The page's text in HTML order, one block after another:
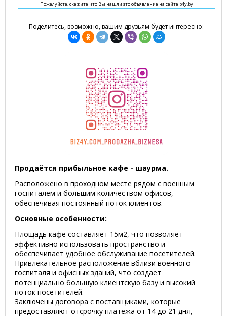
Пожалуйста, скажите что Вы нашли это объявление на сайте b4y.by
Поделитесь, возможно, вашим друзьям будет интересно:
Продаётся прибыльное кафе - шаурма.
Расположено в проходном месте рядом с военным
госпиталем и большим количеством офисов,
обеспечивая постоянный поток клиентов.
Основные особенности:
Площадь кафе составляет 15м2, что позволяет
эффективно использовать пространство и
обеспечивает удобное обслуживание посетителей.
Привлекательное расположение вблизи военного
госпиталя и офисных зданий, что создает
потенциально большую клиентскую базу и высокий
поток посетителей.
Заключены договора с поставщиками, которые
предоставляют отсрочку платежа от 14 до 21 дня,